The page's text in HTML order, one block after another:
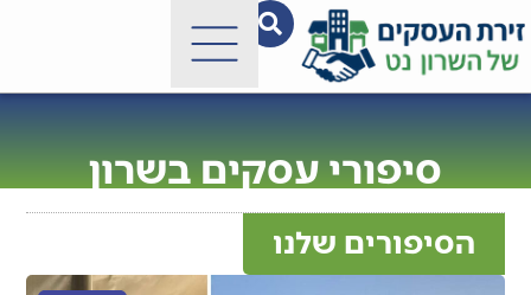
סיפורי עסקים בשרון
הסיפורים שלנו